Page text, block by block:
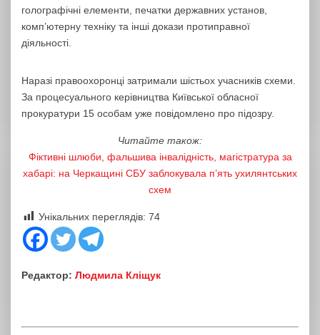
голографічні елементи, печатки державних установ,
комп’ютерну техніку та інші докази протиправної
діяльності.
Наразі правоохоронці затримали шістьох учасників схеми.
За процесуального керівництва Київської обласної
прокуратури 15 особам уже повідомлено про підозру.
Читайте також:
Фіктивні шлюби, фальшива інвалідність, магістратура за
хабарі: на Черкащині СБУ заблокувала п’ять ухилянтських
схем
Унікальних переглядів: 74
Редактор: Людмила Кліщук